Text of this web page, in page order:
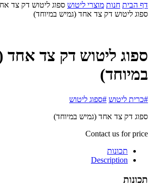
דף הבית חנות מוצרי ליטוש ספוג ליטוש דק צד
ספוג ליטוש דק צד אחד (גמיש במיוחד)
ספוג ליטוש דק צד אחד
במיוחד)
#כרית ליטוש #ספוג ליטוש
ספוג דק צד אחד (גמיש במיוחד)
Contact us for price
תכונות
Description
תכונות